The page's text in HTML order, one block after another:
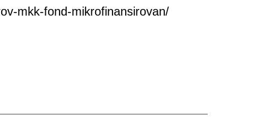
mkk-fond-mikrofinansirovan/